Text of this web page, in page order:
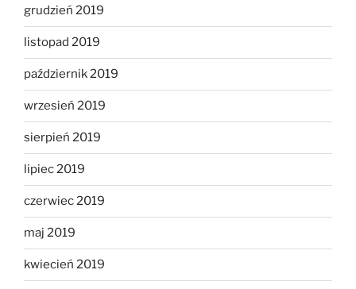
grudzień 2019
listopad 2019
październik 2019
wrzesień 2019
sierpień 2019
lipiec 2019
czerwiec 2019
maj 2019
kwiecień 2019